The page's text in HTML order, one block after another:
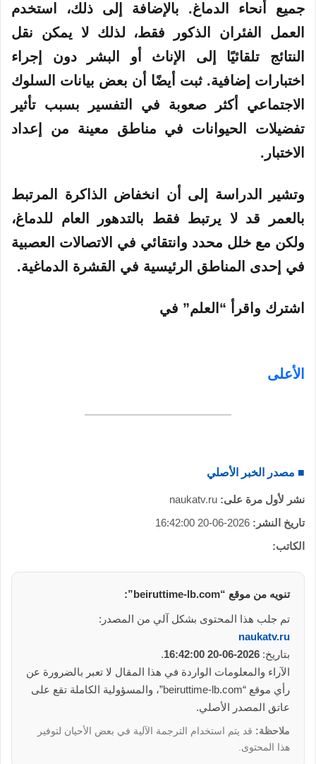
جميع أنحاء الدماغ. بالإضافة إلى ذلك، استخدم
العمل الفئران الذكور فقط، لذلك لا يمكن نقل
النتائج تلقائيًا إلى الإناث أو البشر دون إجراء
اختبارات إضافية. ثبت أيضًا أن بعض بيانات السلوك
الاجتماعي أكثر صعوبة في التفسير بسبب تأثير
تفضيلات الحيوانات في مناطق معينة من إعداد
الاختبار.
وتشير الدراسة إلى أن انخفاض الذاكرة المرتبط
بالعمر قد لا يرتبط فقط بالتدهور العام للدماغ،
ولكن مع خلل محدد وانتقائي في الاتصالات العصبية
في إحدى المناطق الرئيسية في القشرة الدماغية.
اشترك واقرأ “العلم” في
الأعلى
■ مصدر الخبر الأصلي
نشر لأول مرة على: naukatv.ru
تاريخ النشر: 2026-06-20 16:42:00
الكاتب:
تنويه من موقع “beiruttime-lb.com”:
تم جلب هذا المحتوى بشكل آلي من المصدر:
naukatv.ru
بتاريخ: 2026-06-20 16:42:00
.
الآراء والمعلومات الواردة في هذا المقال لا تعبر بالضرورة عن
رأي موقع “beiruttime-lb.com”، والمسؤولية الكاملة تقع على
عاتق المصدر الأصلي.
ملاحظة: قد يتم استخدام الترجمة الآلية في بعض الأحيان لتوفير
هذا المحتوى.